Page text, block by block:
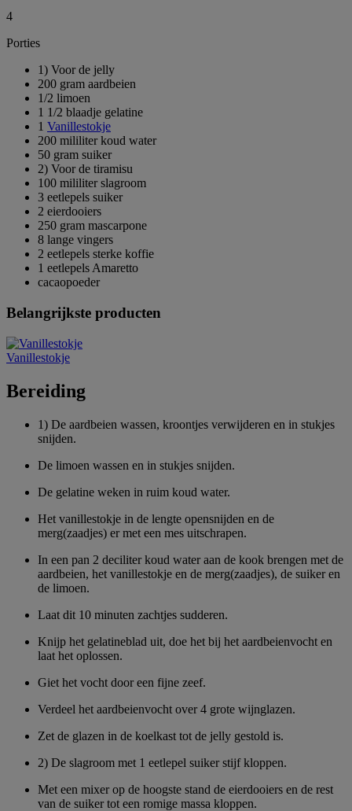
4
Porties
1) Voor de jelly
200 gram aardbeien
1/2 limoen
1 1/2 blaadje gelatine
1 Vanillestokje
200 mililiter koud water
50 gram suiker
2) Voor de tiramisu
100 mililiter slagroom
3 eetlepels suiker
2 eierdooiers
250 gram mascarpone
8 lange vingers
2 eetlepels sterke koffie
1 eetlepels Amaretto
cacaopoeder
Belangrijkste producten
Vanillestokje
Bereiding
1) De aardbeien wassen, kroontjes verwijderen en in stukjes
snijden.
De limoen wassen en in stukjes snijden.
De gelatine weken in ruim koud water.
Het vanillestokje in de lengte opensnijden en de
merg(zaadjes) er met een mes uitschrapen.
In een pan 2 deciliter koud water aan de kook brengen met de
aardbeien, het vanillestokje en de merg(zaadjes), de suiker en
de limoen.
Laat dit 10 minuten zachtjes sudderen.
Knijp het gelatineblad uit, doe het bij het aardbeienvocht en
laat het oplossen.
Giet het vocht door een fijne zeef.
Verdeel het aardbeienvocht over 4 grote wijnglazen.
Zet de glazen in de koelkast tot de jelly gestold is.
2) De slagroom met 1 eetlepel suiker stijf kloppen.
Met een mixer op de hoogste stand de eierdooiers en de rest
van de suiker tot een romige massa kloppen.